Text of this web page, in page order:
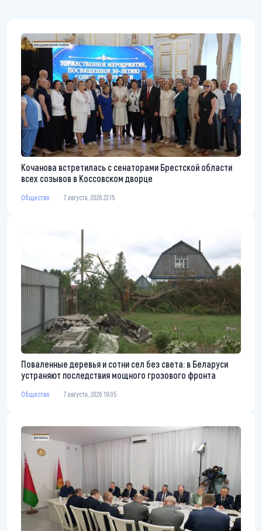
Кочанова встретилась с сенаторами Брестской области
всех созывов в Коссовском дворце
Общество 7 августа, 2026 23:15
Поваленные деревья и сотни сел без света: в Беларуси
устраняют последствия мощного грозового фронта
Общество 7 августа, 2026 18:05